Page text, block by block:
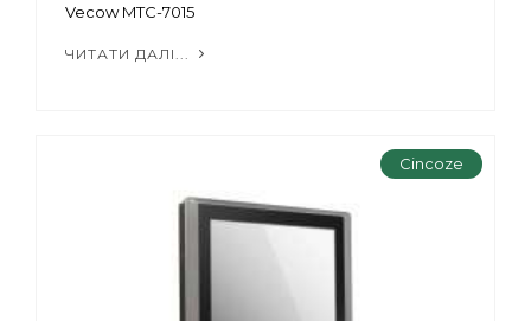
Vecow MTC-7015
ЧИТАТИ ДАЛІ...
Cincoze